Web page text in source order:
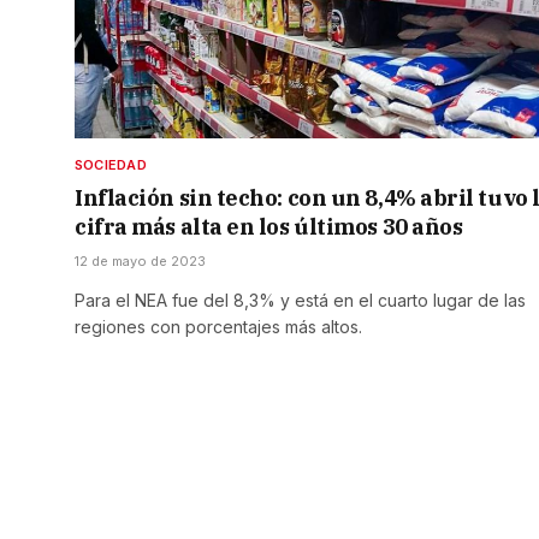
SOCIEDAD
Inflación sin techo: con un 8,4% abril tuvo
cifra más alta en los últimos 30 años
12 de mayo de 2023
Para el NEA fue del 8,3% y está en el cuarto lugar de las
regiones con porcentajes más altos.